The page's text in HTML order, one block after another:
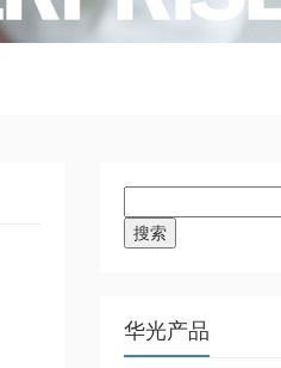
索：
华光产品